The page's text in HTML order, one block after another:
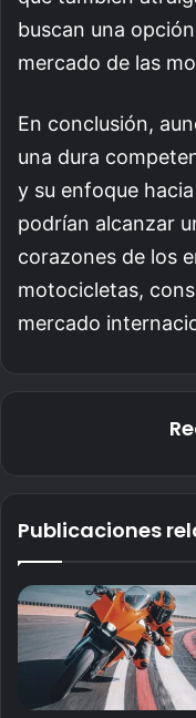
buscan una
mercado de las
En conclusión,
una dura
y su enfoque
podrían alcanzar
corazones de los
motocicletas,
mercado
Publicaciones